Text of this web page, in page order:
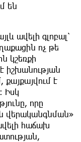
են
ավելի գլոբալ՝
ոչ թե
կշեռքի
իշխանության
քայքայվում է
Իսկ
որը
վերականգնման»
հաճախ